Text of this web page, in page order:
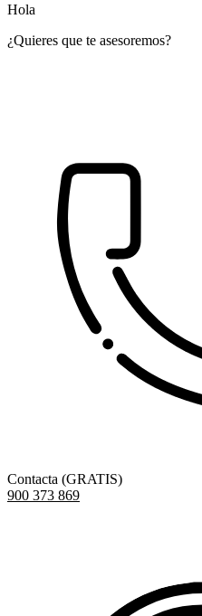
Hola
¿Quieres que te asesoremos?
Contacta (GRATIS)
900 373 869